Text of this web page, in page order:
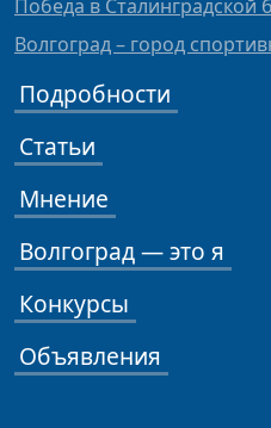
Победа в Сталинградской
Волгоград – город
Подробности
Статьи
Мнение
Волгоград — это я
Конкурсы
Объявления